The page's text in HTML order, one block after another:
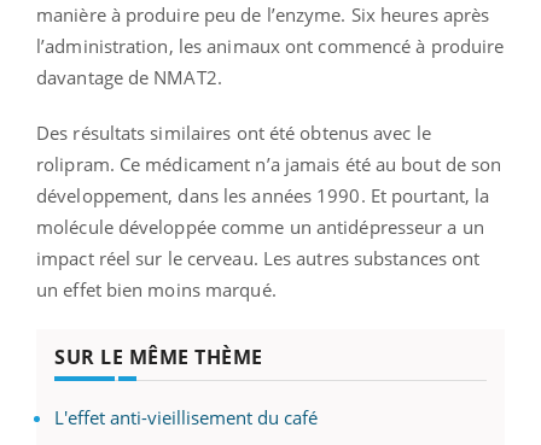
manière à produire peu de l’enzyme. Six heures après
l’administration, les animaux ont commencé à produire
davantage de NMAT2.
Des résultats similaires ont été obtenus avec le
rolipram. Ce médicament n’a jamais été au bout de son
développement, dans les années 1990. Et pourtant, la
molécule développée comme un antidépresseur a un
impact réel sur le cerveau. Les autres substances ont
un effet bien moins marqué.
SUR LE MÊME THÈME
L'effet anti-vieillisement du café